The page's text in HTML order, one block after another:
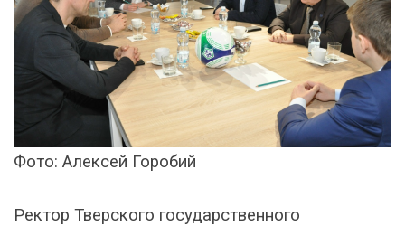
Фото: Алексей Горобий
Ректор Тверского государственного